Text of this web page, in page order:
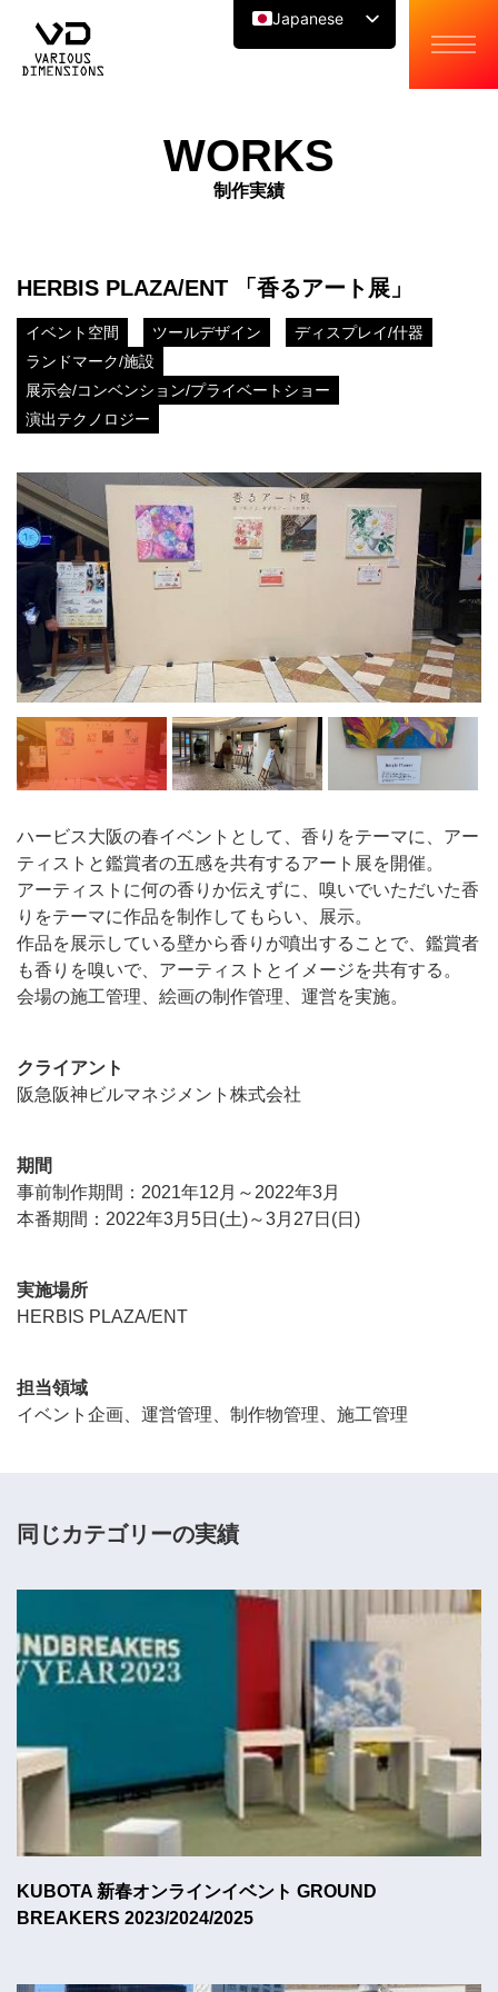
Japanese
English
WORKS
制作実績
HERBIS PLAZA/ENT 「香るアート展」
イベント空間 ツールデザイン
ディスプレイ/什器
ランドマーク/施設
展示会/コンベンション/プライベートショー
演出テクノロジー
ハービス大阪の春イベントとして、香りをテーマに、アー
ティストと鑑賞者の五感を共有するアート展を開催。
アーティストに何の香りか伝えずに、嗅いでいただいた香
りをテーマに作品を制作してもらい、展示。
作品を展示している壁から香りが噴出することで、鑑賞者
も香りを嗅いで、アーティストとイメージを共有する。
会場の施工管理、絵画の制作管理、運営を実施。
クライアント
阪急阪神ビルマネジメント株式会社
期間
事前制作期間：2021年12月～2022年3月
本番期間：2022年3月5日(土)～3月27日(日)
実施場所
HERBIS PLAZA/ENT
担当領域
イベント企画、運営管理、制作物管理、施工管理
同じカテゴリーの実績
KUBOTA 新春オンラインイベント GROUND
BREAKERS 2023/2024/2025